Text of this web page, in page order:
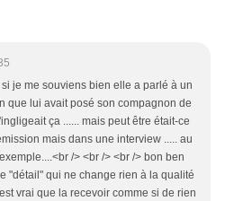
je me souviens bien elle a parlé à un
que lui avait posé son compagnon de
ça ...... mais peut être était-ce
mais dans une interview ..... au
/> <br /> <br /> bon ben
"détail" qui ne change rien à la qualité
vrai que la recevoir comme si de rien